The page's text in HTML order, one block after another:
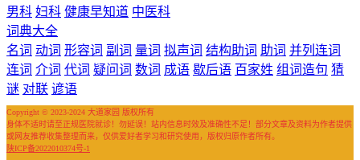
男科 妇科 健康早知道 中医科
词典大全
名词 动词 形容词 副词 量词 拟声词 结构助词 助词 并列连词
连词 介词 代词 疑问词 数词 成语 歇后语 百家姓 组词造句 猜
谜 对联 谚语
Copyright © 2023-2024 大道家园 版权所有
身体不适时请至正规医院就诊！勿延误！站内信息时效及准确性不足！部分文章及资料为作者提供
或网友推荐收集整理而来，仅供爱好者学习和研究使用，版权归原作者所有。
陕ICP备2022010374号-1